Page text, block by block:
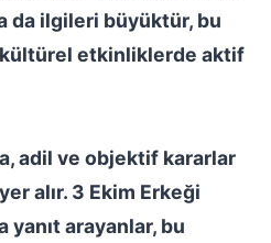
da ilgileri büyüktür, bu
kültürel etkinliklerde aktif
adil ve objektif kararlar
alır. 3 Ekim Erkeği
yanıt arayanlar, bu